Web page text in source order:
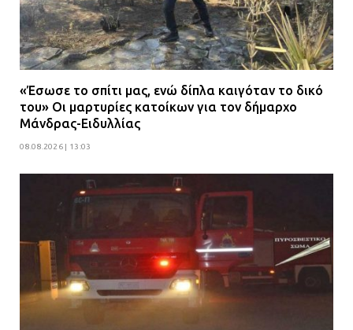
«Έσωσε το σπίτι μας, ενώ δίπλα καιγόταν το δικό
του» Οι μαρτυρίες κατοίκων για τον δήμαρχο
Μάνδρας-Ειδυλλίας
08.08.2026 | 13:03